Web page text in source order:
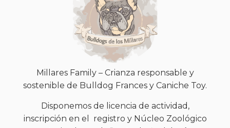
Millares Family – Crianza responsable y
sostenible de Bulldog Frances y Caniche Toy.
Disponemos de licencia de actividad,
inscripción en el registro y Núcleo Zoológico